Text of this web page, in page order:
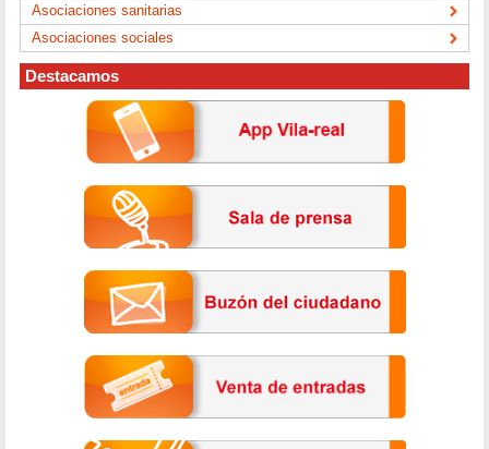
Asociaciones sanitarias
Asociaciones sociales
Destacamos